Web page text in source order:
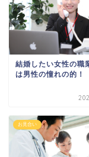
結婚したい女性の
は男性の憧れの的！
お見合い